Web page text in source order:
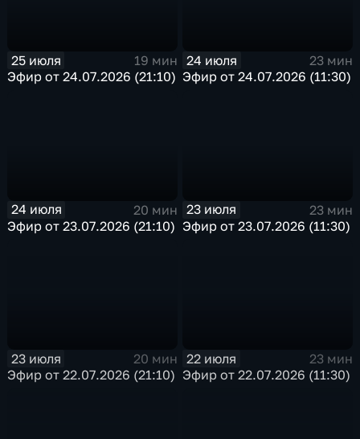
25 июля
19 мин
Эфир от 24.07.2026 (21:10)
24 июля
23 мин
Эфир от 24.07.2026 (11:30)
24 июля
20 мин
Эфир от 23.07.2026 (21:10)
23 июля
23 мин
Эфир от 23.07.2026 (11:30)
23 июля
20 мин
Эфир от 22.07.2026 (21:10)
22 июля
23 мин
Эфир от 22.07.2026 (11:30)